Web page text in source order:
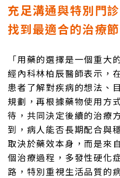
充足溝通與特別門
找到最適合的治療
「用藥的選擇是一個重大
經內科林柏辰醫師表示，
患者了解對疾病的想法、
規劃，再根據藥物使用方
待，共同決定後續的治療
到，病人能否長期配合與
取決於藥效本身，而是來
個治療過程，多發性硬化
路，特別重視生活品質的